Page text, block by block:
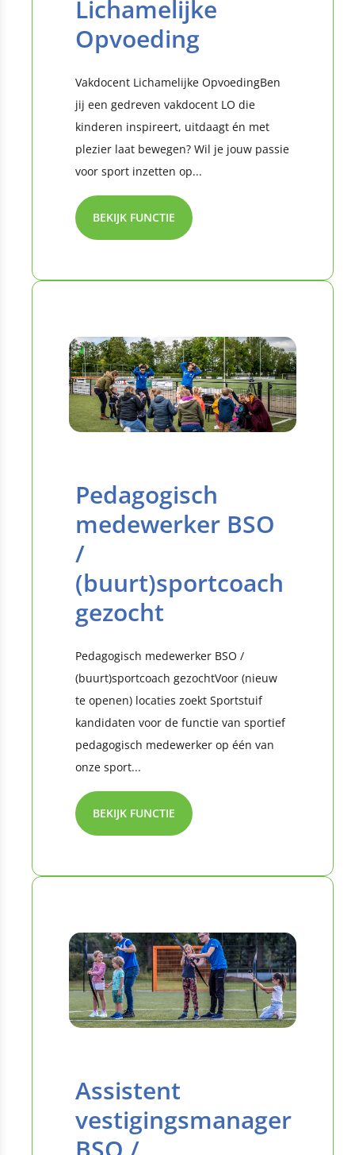
Lichamelijke
Opvoeding
Vakdocent Lichamelijke OpvoedingBen
jij een gedreven vakdocent LO die
kinderen inspireert, uitdaagt én met
plezier laat bewegen? Wil je jouw passie
voor sport inzetten op...
BEKIJK FUNCTIE
Pedagogisch
medewerker BSO
/
(buurt)sportcoach
gezocht
Pedagogisch medewerker BSO /
(buurt)sportcoach gezochtVoor (nieuw
te openen) locaties zoekt Sportstuif
kandidaten voor de functie van sportief
pedagogisch medewerker op één van
onze sport...
BEKIJK FUNCTIE
Assistent
vestigingsmanager